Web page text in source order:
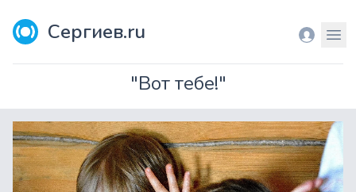
Сергиев.ru Вход
"Вот тебе!"